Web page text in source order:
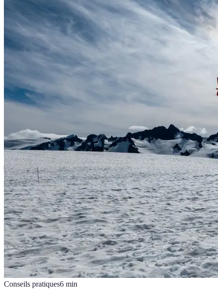
Conseils pratiques6 min